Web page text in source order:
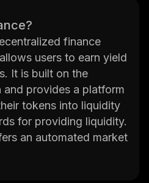
finance
users to earn yield
It is built on the
and provides a platform
tokens into liquidity
for providing liquidity.
an automated market
users to trade